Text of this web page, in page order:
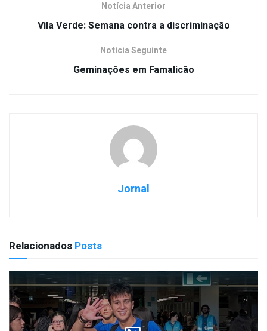
Notícia Anterior
Vila Verde: Semana contra a discriminação
Notícia Seguinte
Geminações em Famalicão
Jornal
Relacionados Posts